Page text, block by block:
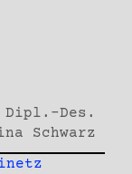
Des.
Schwarz